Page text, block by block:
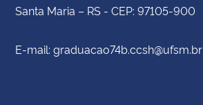
Santa Maria – RS - CEP: 97105-900
E-mail: graduacao74b.ccsh@ufsm.br